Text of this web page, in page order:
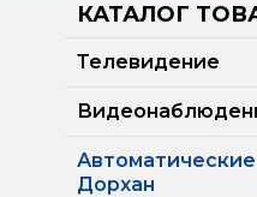
КАТАЛОГ
Телевидение
Дорхан